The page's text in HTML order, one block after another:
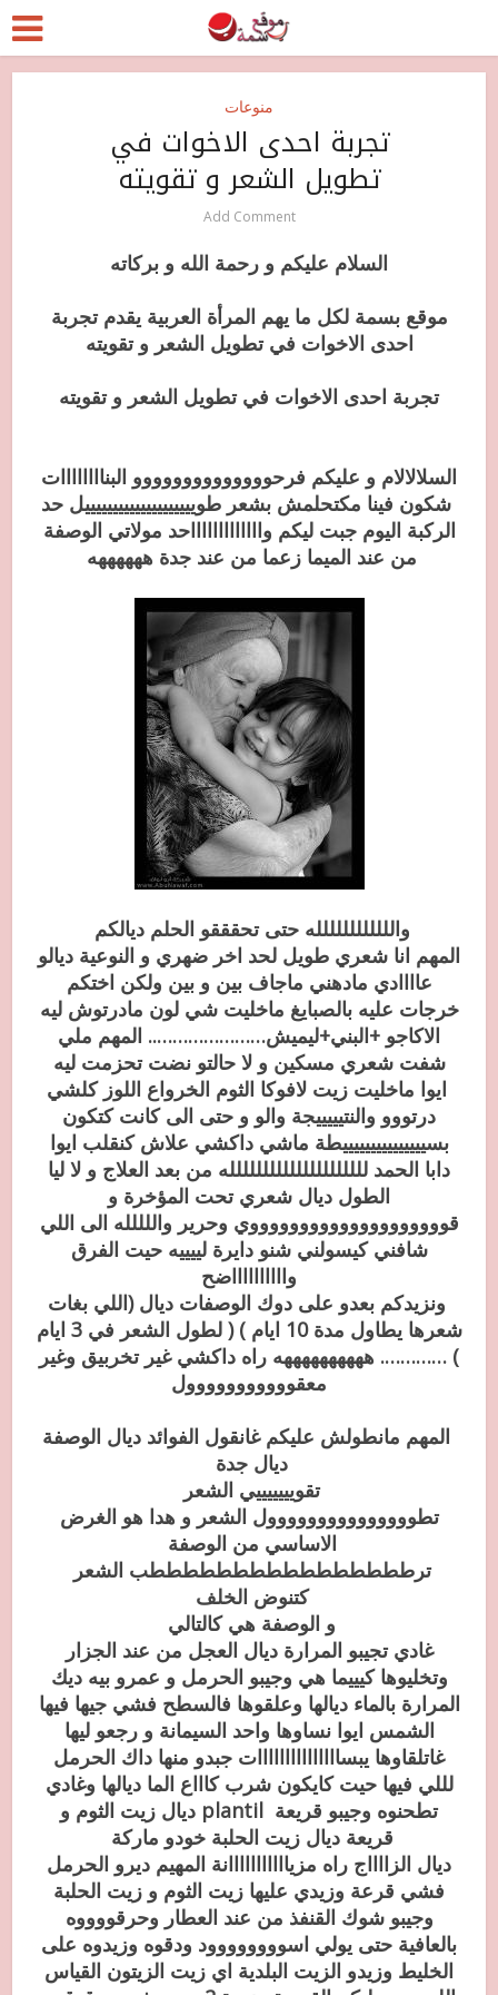
منوعات
تجربة احدى الاخوات في
تطويل الشعر و تقويته
Add Comment
السلام عليكم و رحمة الله و بركاته
موقع بسمة لكل ما يهم المرأة العربية يقدم تجربة
احدى الاخوات في تطويل الشعر و تقويته
تجربة احدى الاخوات في تطويل الشعر و تقويته
السلالالام و عليكم فرحوووووووووووووو البناااااااات
شكون فينا مكتحلمش بشعر طوييييييييييييييييييييل حد
الركبة اليوم جبت ليكم واااااااااااااحد مولاتي الوصفة
من عند الميما زعما من عند جدة ههههههه
والللللللللللله حتى تحقققو الحلم ديالكم
المهم انا شعري طويل لحد اخر ضهري و النوعية ديالو
عاااادي مادهني ماجاف بين و بين ولكن اختكم
خرجات عليه بالصبايغ ماخليت شي لون مادرتوش ليه
الاكاجو +البني+ليميش………………….. المهم ملي
شفت شعري مسكين و لا حالتو نضت تحزمت ليه
ايوا ماخليت زيت لافوكا الثوم الخرواع اللوز كلشي
درتووو والنتيييييجة والو و حتى الى كانت كتكون
بسيييييييييييييييطة ماشي داكشي علاش كنقلب ايوا
دابا الحمد للللللللللللللللللللله من بعد العلاج و لا ليا
الطول ديال شعري تحت المؤخرة و
قووووووووووووووووووووي وحرير واللللله الى اللي
شافني كيسولني شنو دايرة لييييه حيت الفرق
وااااااااااضح
ونزيدكم بعدو على دوك الوصفات ديال (اللي بغات
شعرها يطاول مدة 10 ايام ) ( لطول الشعر في 3 ايام
) …………. ههههههههههه راه داكشي غير تخربيق وغير
معقووووووووووول
المهم مانطولش عليكم غانقول الفوائد ديال الوصفة
ديال جدة
تقويييييييي الشعر
تطووووووووووووووول الشعر و هدا هو الغرض
الاساسي من الوصفة
ترططططططططططططططططب الشعر
كتنوض الخلف
و الوصفة هي كالتالي
غادي تجيبو المرارة ديال العجل من عند الجزار
وتخليوها كيييما هي وجيبو الحرمل و عمرو بيه ديك
المرارة بالماء ديالها وعلقوها فالسطح فشي جيها فيها
الشمس ايوا نساوها واحد السيمانة و رجعو ليها
غاتلقاوها يبسااااااااااااااات جبدو منها داك الحرمل
لللي فيها حيت كايكون شرب كاااع الما ديالها وغادي
تطحنوه وجيبو قريعة
plantil ديال زيت الثوم و
قريعة ديال زيت الحلبة خودو ماركة
ديال الزااااج راه مزيااااااااااانة المهيم ديرو الحرمل
فشي قرعة وزيدي عليها زيت الثوم و زيت الحلبة
وجيبو شوك القنفذ من عند العطار وحرقووووه
بالعافية حتى يولي اسوووووووود ودقوه وزيدوه على
الخليط وزيدو الزيت البلدية اي زيت الزيتون القياس